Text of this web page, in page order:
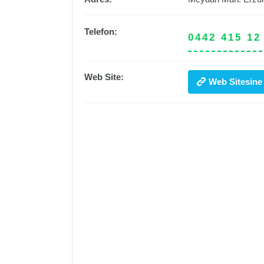
Telefon:
0442 415 12
Web Site: Web